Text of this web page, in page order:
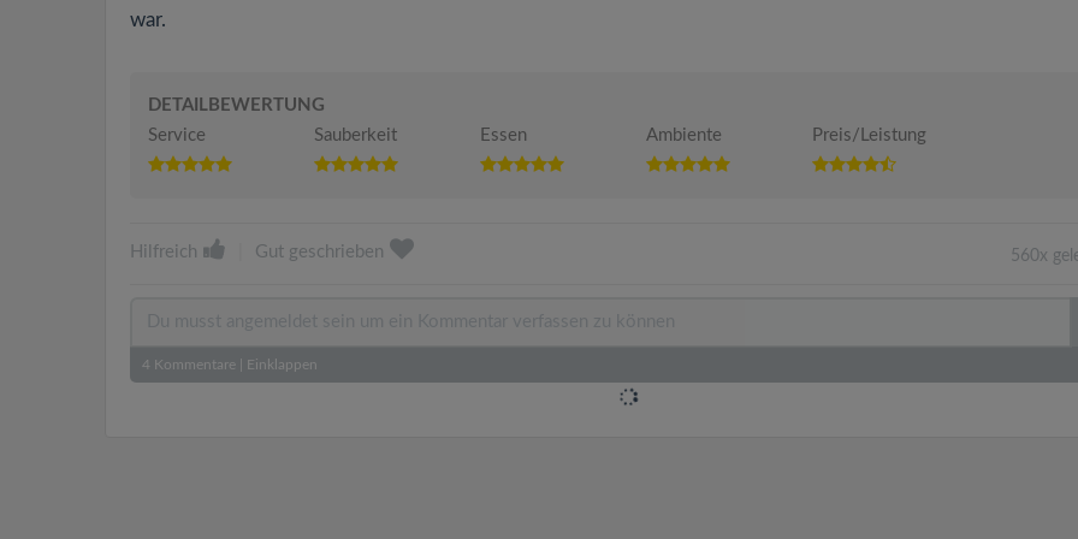
war.
DETAILBEWERTUNG
Service
Sauberkeit Essen Ambiente Preis/Leistung
Hilfreich Gut geschrieben 560x
4 Kommentare Einklappen